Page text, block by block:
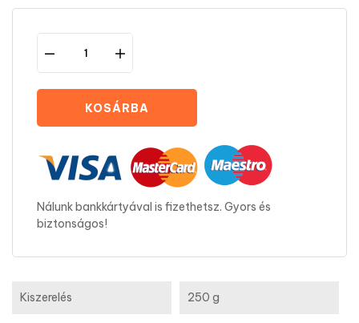
KOSÁRBA
Nálunk bankkártyával is fizethetsz. Gyors és
biztonságos!
Kiszerelés 250 g